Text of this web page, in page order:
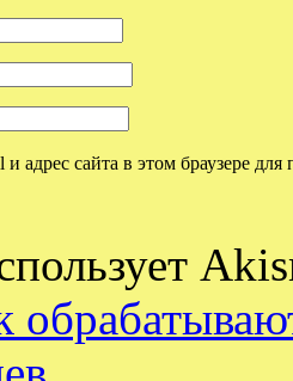
адрес сайта в этом браузере